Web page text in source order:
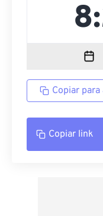
Copiar
Copiar link